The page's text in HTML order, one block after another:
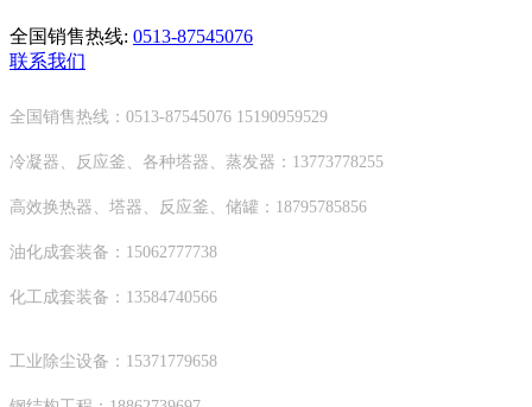
全国销售热线: 0513-87545076
联系我们
全国销售热线：0513-87545076 15190959529
冷凝器、反应釜、各种塔器、蒸发器：13773778255
高效换热器、塔器、反应釜、储罐：18795785856
油化成套装备：15062777738
化工成套装备：13584740566
工业除尘设备：15371779658